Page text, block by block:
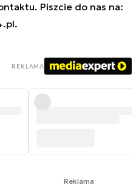
Piszcie do nas na:
.
REKLAMA
Reklama